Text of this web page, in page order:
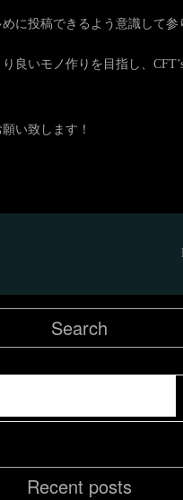
に投稿できるよう意識して参
良いモノ作りを目指し、
い致します！
Search
Recent posts